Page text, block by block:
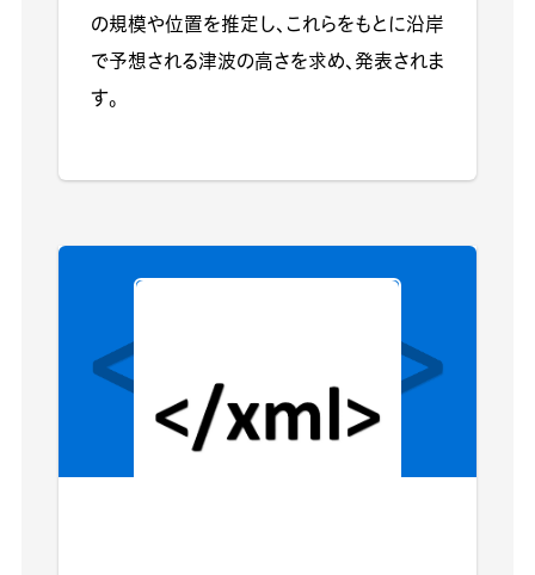
の規模や位置を推定し、これらをもとに沿岸
で予想される津波の高さを求め、発表されま
す。